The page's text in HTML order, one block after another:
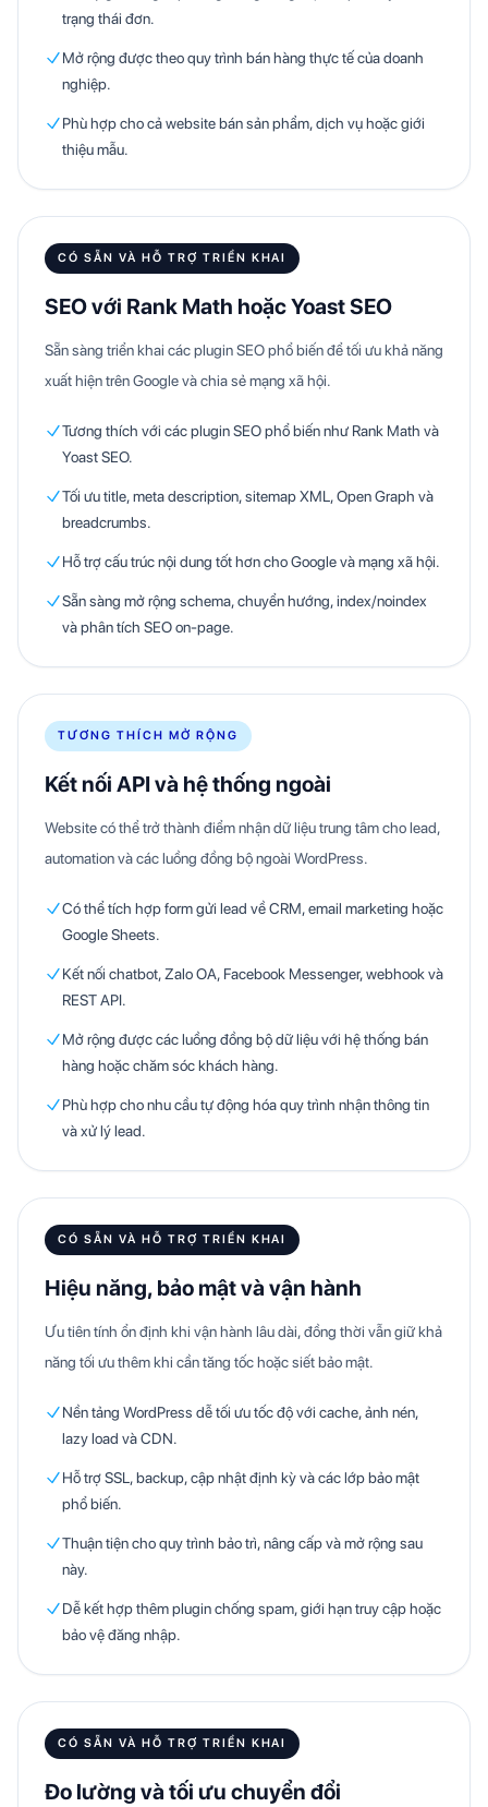
trạng thái đơn.
Mở rộng được theo quy trình bán hàng thực tế của doanh
nghiệp.
Phù hợp cho cả website bán sản phẩm, dịch vụ hoặc giới
thiệu mẫu.
CÓ SẴN VÀ HỖ TRỢ TRIỂN KHAI
SEO với Rank Math hoặc Yoast SEO
Sẵn sàng triển khai các plugin SEO phổ biến để tối ưu khả năng
xuất hiện trên Google và chia sẻ mạng xã hội.
Tương thích với các plugin SEO phổ biến như Rank Math và
Yoast SEO.
Tối ưu title, meta description, sitemap XML, Open Graph và
breadcrumbs.
Hỗ trợ cấu trúc nội dung tốt hơn cho Google và mạng xã hội.
Sẵn sàng mở rộng schema, chuyển hướng, index/noindex
và phân tích SEO on-page.
TƯƠNG THÍCH MỞ RỘNG
Kết nối API và hệ thống ngoài
Website có thể trở thành điểm nhận dữ liệu trung tâm cho lead,
automation và các luồng đồng bộ ngoài WordPress.
Có thể tích hợp form gửi lead về CRM, email marketing hoặc
Google Sheets.
Kết nối chatbot, Zalo OA, Facebook Messenger, webhook và
REST API.
Mở rộng được các luồng đồng bộ dữ liệu với hệ thống bán
hàng hoặc chăm sóc khách hàng.
Phù hợp cho nhu cầu tự động hóa quy trình nhận thông tin
và xử lý lead.
CÓ SẴN VÀ HỖ TRỢ TRIỂN KHAI
Hiệu năng, bảo mật và vận hành
Ưu tiên tính ổn định khi vận hành lâu dài, đồng thời vẫn giữ khả
năng tối ưu thêm khi cần tăng tốc hoặc siết bảo mật.
Nền tảng WordPress dễ tối ưu tốc độ với cache, ảnh nén,
lazy load và CDN.
Hỗ trợ SSL, backup, cập nhật định kỳ và các lớp bảo mật
phổ biến.
Thuận tiện cho quy trình bảo trì, nâng cấp và mở rộng sau
này.
Dễ kết hợp thêm plugin chống spam, giới hạn truy cập hoặc
bảo vệ đăng nhập.
CÓ SẴN VÀ HỖ TRỢ TRIỂN KHAI
Đo lường và tối ưu chuyển đổi